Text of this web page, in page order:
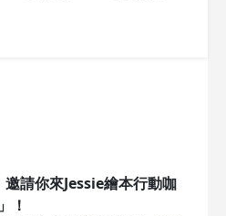
請你來Jessie繪本行動咖
！